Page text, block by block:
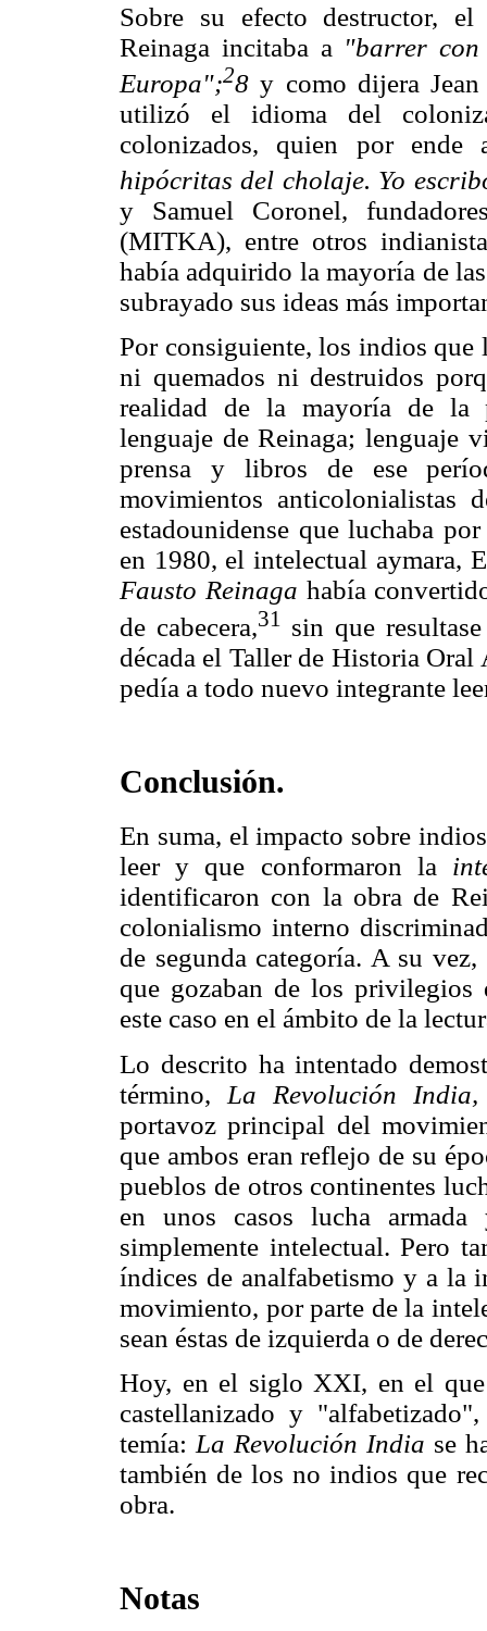
Sobre su efecto destructor, el
Reinaga incitaba a "barrer con
Europa";28y como dijera
utilizó el idioma del
colonizados, quien por ende
hipócritas del cholaje. Yo
y Samuel Coronel,
(MITKA), entre otros
había adquirido la mayoría de
subrayado sus ideas más
Por consiguiente, los indios
ni quemados ni destruidos
realidad de la mayoría de la
lenguaje de Reinaga; lenguaje
prensa y libros de ese
movimientos
estadounidense que luchaba
en 1980, el intelectual aymara,
Fausto Reinaga había
de cabecera,31
sin que
década el Taller de Historia
pedía a todo nuevo integrante
Conclusión.
En suma, el impacto sobre
leer y que conformaron la
identificaron con la obra de
colonialismo interno
de segunda categoría. A su
que gozaban de los privilegios
este caso en el ámbito de la
Lo descrito ha intentado
término, La Revolución
portavoz principal del
que ambos eran reflejo de su
pueblos de otros continentes
en unos casos lucha
simplemente intelectual. Pero
índices de analfabetismo y a la
movimiento, por parte de la
sean éstas de izquierda o de
Hoy, en el siglo XXI, en el
castellanizado y
temía: La Revolución India se
también de los no indios que
obra.
Notas